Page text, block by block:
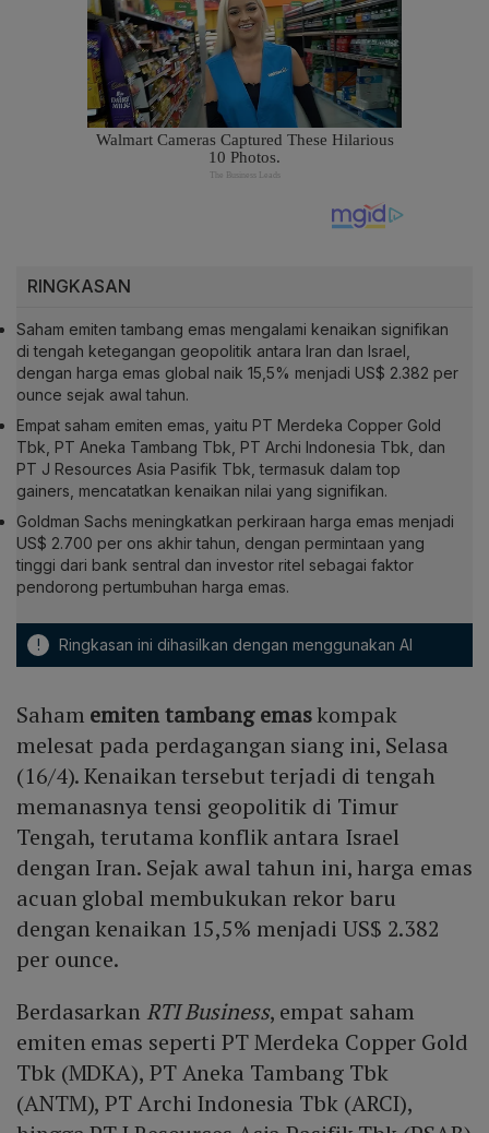
RINGKASAN
Saham emiten tambang emas mengalami kenaikan signifikan
di tengah ketegangan geopolitik antara Iran dan Israel,
dengan harga emas global naik 15,5% menjadi US$ 2.382 per
ounce sejak awal tahun.
Empat saham emiten emas, yaitu PT Merdeka Copper Gold
Tbk, PT Aneka Tambang Tbk, PT Archi Indonesia Tbk, dan
PT J Resources Asia Pasifik Tbk, termasuk dalam top
gainers, mencatatkan kenaikan nilai yang signifikan.
Goldman Sachs meningkatkan perkiraan harga emas menjadi
US$ 2.700 per ons akhir tahun, dengan permintaan yang
tinggi dari bank sentral dan investor ritel sebagai faktor
pendorong pertumbuhan harga emas.
! Ringkasan ini dihasilkan dengan menggunakan AI
Saham emiten tambang emaskompak
melesat pada perdagangan siang ini, Selasa
(16/4). Kenaikan tersebut terjadi di tengah
memanasnya tensi geopolitik di Timur
Tengah, terutama konflik antara Israel
dengan Iran. Sejak awal tahun ini, harga emas
acuan global membukukan rekor baru
dengan kenaikan 15,5% menjadi US$ 2.382
per ounce.
Berdasarkan RTI Business, empat saham
emiten emas seperti PT Merdeka Copper Gold
Tbk (MDKA), PT Aneka Tambang Tbk
(ANTM), PT Archi Indonesia Tbk (ARCI),